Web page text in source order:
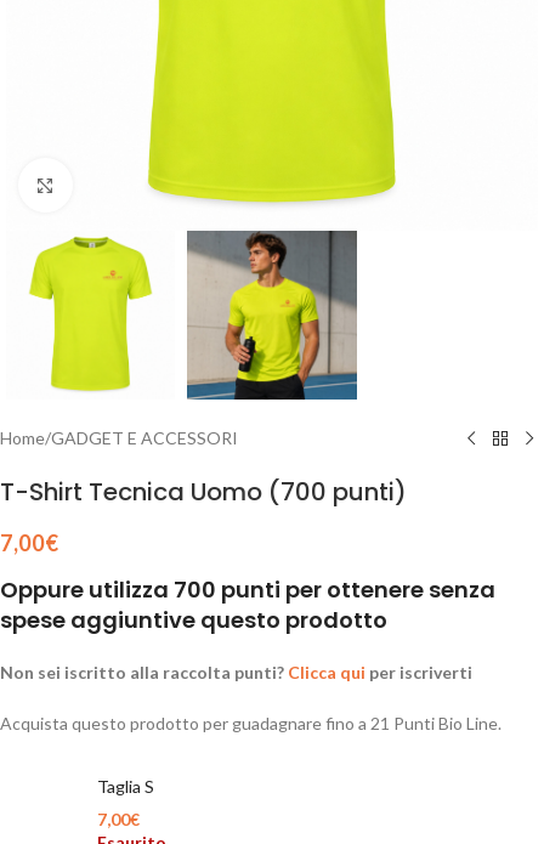
Clicca per ingrandire
Home/GADGET E ACCESSORI
T-Shirt Tecnica Uomo (700 punti)
7,00€
Oppure utilizza 700 punti per ottenere senza
spese aggiuntive questo prodotto
Non sei iscritto alla raccolta punti? Clicca qui per iscriverti
Acquista questo prodotto per guadagnare fino a 21 Punti Bio Line.
Taglia S
7,00€